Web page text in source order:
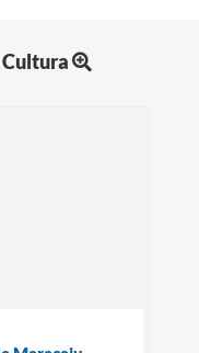
Cultura